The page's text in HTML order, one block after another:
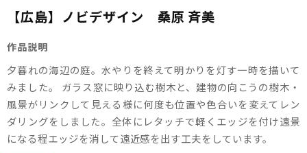
【広島】ノビデザイン 桑原 斉美
作品説明
夕暮れの海辺の庭。水やりを終えて明かりを灯す一時を描いて
みました。 ガラス窓に映り込む樹木と、建物の向こうの樹木・
風景がリンクして見える様に何度も位置や色合いを変えてレン
ダリングをしました。全体にレタッチで軽くエッジを付け遠景
になる程エッジを消して遠近感を出す工夫をしています。